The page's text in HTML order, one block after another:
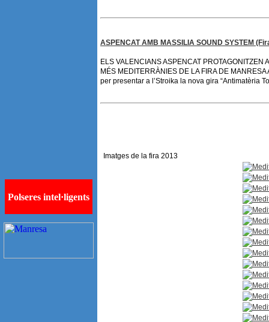
ASPENCAT AMB MASSILIA SOUND SYSTEM
ELS VALENCIANS ASPENCAT
MÉS MEDITERRÀNIES DE LA FIRA DE
per presentar a l’Stroika la nova gira “Antimatèria
Imatges de la fira 2013